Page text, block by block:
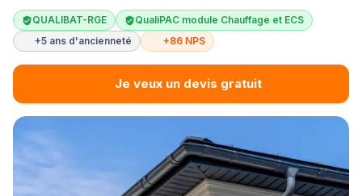
QUALIBAT-RGE
QualiPAC module Chauffage et ECS
+5 ans d'ancienneté
+86 NPS
Je veux un devis gratuit